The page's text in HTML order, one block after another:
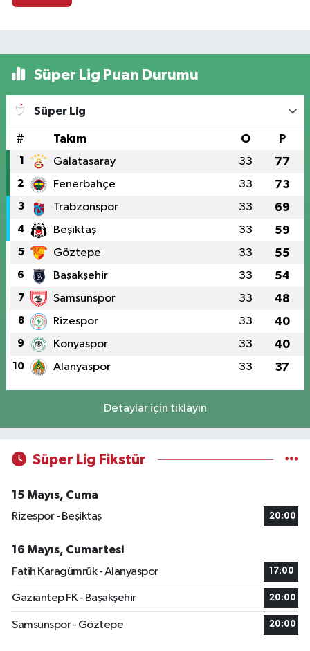
Süper Lig Puan Durumu
Süper Lig
# Takım O P
1 Galatasaray 33 77
2 Fenerbahçe 33 73
3 Trabzonspor 33 69
4 Beşiktaş 33 59
5 Göztepe 33 55
6 Başakşehir 33 54
7 Samsunspor 33 48
8 Rizespor 33 40
9 Konyaspor 33 40
10 Alanyaspor 33 37
Detaylar için tıklayın
Süper Lig Fikstür
15 Mayıs, Cuma
Rizespor - Beşiktaş
20:00
16 Mayıs, Cumartesi
Fatih Karagümrük - Alanyaspor
17:00
Gaziantep FK - Başakşehir 20:00
Samsunspor - Göztepe 20:00